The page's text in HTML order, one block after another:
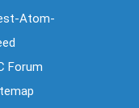
Atom-
Forum